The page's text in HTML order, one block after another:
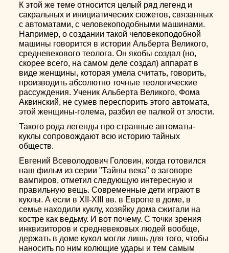
К этой же теме относится целый ряд легенд и
сакральных и инициатических сюжетов, связанных
с автоматами, с человекоподобными машинами.
Например, о создании такой человекоподобной
машины говорится в истории Альберта Великого,
средневекового теолога. Он якобы создал (но,
скорее всего, на самом деле создал) аппарат в
виде женщины, которая умела считать, говорить,
производить абсолютно точные теологические
рассуждения. Ученик Альберта Великого, Фома
Аквинский, не сумев переспорить этого автомата,
этой женщины-голема, разбил ее палкой от злости.
Такого рода легенды про странные автоматы-
куклы сопровождают всю историю тайных
обществ.
Евгений Всеволодович Головин, когда готовился
наш фильм из серии "Тайны века" о заговоре
вампиров, отметил следующую интересную и
правильную вещь. Современные дети играют в
куклы. А если в XII-XIII вв. в Европе в доме, в
семье находили куклу, хозяйку дома сжигали на
костре как ведьму. И вот почему. С точки зрения
инквизиторов и средневековых людей вообще,
держать в доме кукол могли лишь для того, чтобы
наносить по ним колющие удары и тем самым